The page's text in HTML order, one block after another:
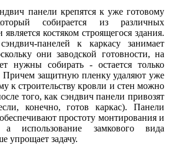
панели крепятся к уже готовому
собирается из различных
костяком строящегося здания.
панелей к каркасу занимает
они заводской готовности, на
нужны собирать - остается только
Причем защитную пленку удаляют уже
к строительству кровли и стен можно
того, как сэндвич панели привозят
конечно, готов каркас). Панели
простоту монтирования и
использование замкового вида
упрощает задачу.